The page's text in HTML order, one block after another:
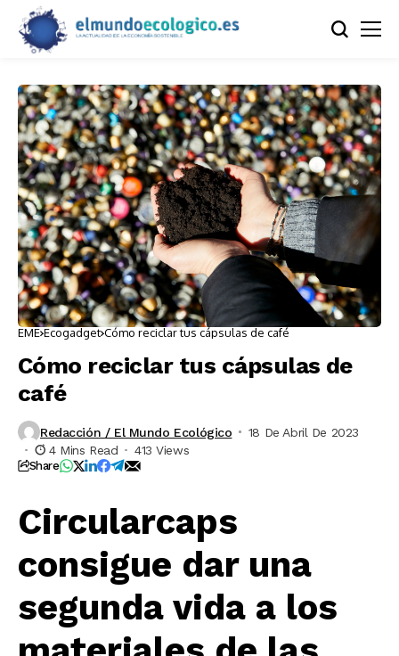
EME Ecogadget Cómo reciclar tus cápsulas de café
Cómo reciclar tus cápsulas de
café
Redacción / El Mundo Ecológico
18 De Abril De 2023
4 Mins Read
413 Views
Share
Circularcaps
consigue dar una
segunda vida a los